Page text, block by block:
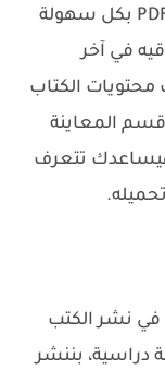
الأول الثانوي الترم الأول 2025 بصيغة PDF بكل سهولة
في آخر
الكتاب
المعاينة
تتعرف
نشر الكتب
دراسية، بننشر